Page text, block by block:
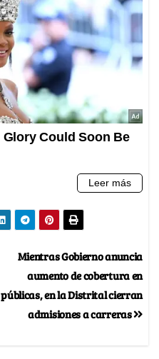
Mientras Gobierno anuncia
aumento de cobertura en
públicas, en la Distrital cierran
admisiones a carreras